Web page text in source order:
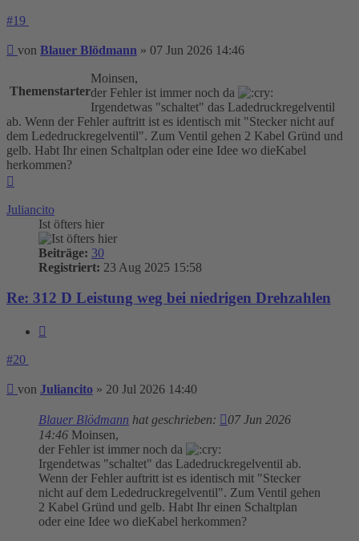
#19
Beitrag
von Blauer Blödmann » 07 Jun 2026 14:46
Themenstarter
Moinsen,
der Fehler ist immer noch da
Irgendetwas "schaltet" das Ladedruckregelventil
ab. Wenn der Fehler auftritt ist es identisch mit "Stecker nicht auf
dem Lededruckregelventil". Zum Ventil gehen 2 Kabel Gründ und
gelb. Habt Ihr einen Schaltplan oder eine Idee wo dieKabel
herkommen?
Juliancito
Ist öfters hier
Beiträge: 30
Registriert: 23 Aug 2025 15:58
Re: 312 D Leistung weg bei niedrigen Drehzahlen
#20
Beitrag
von Juliancito » 20 Jul 2026 14:40
Blauer Blödmann hat geschrieben:
07 Jun 2026
14:46 Moinsen,
der Fehler ist immer noch da
Irgendetwas "schaltet" das Ladedruckregelventil ab.
Wenn der Fehler auftritt ist es identisch mit "Stecker
nicht auf dem Lededruckregelventil". Zum Ventil gehen
2 Kabel Gründ und gelb. Habt Ihr einen Schaltplan
oder eine Idee wo dieKabel herkommen?